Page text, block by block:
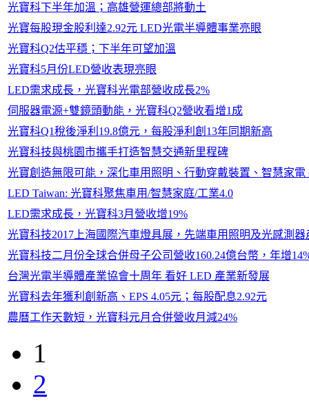
光寶科下半年加溫；高雄營運總部將動土
光寶每股現金股利達2.92元 LED光電半導體事業亮眼
光寶科Q2估平穩；下半年可望加溫
光寶科5月份LED營收表現亮眼
LED需求成長，光寶科光電部營收成長2%
伺服器電源+雙鏡頭動能，光寶科Q2營收看增1成
光寶科Q1稅後淨利19.8億元，每股淨利創13年同期新高
光寶科技與桃園市攜手打造智慧交通新里程碑
光寶創造無限可能，深化車用照明、行動穿戴裝置、智慧家
LED Taiwan: 光寶科聚焦車用/智慧家庭/工業4.0
LED需求成長，光寶科3月營收增19%
光寶科技2017上海國際汽車燈具展，先端車用照明及光感測
光寶科技二月份全球合併母子公司營收160.24億台幣，年增
台灣光電半導體產業協會十周年 看好 LED 產業新發展
光寶科去年獲利創新高、EPS 4.05元；每股配息2.92元
農曆工作天數短，光寶科元月合併營收月減24%
1
2